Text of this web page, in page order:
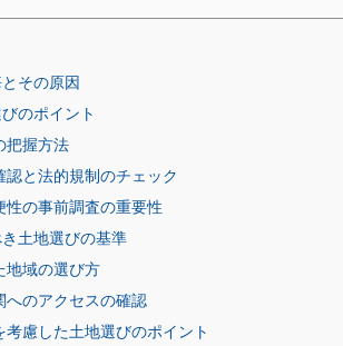
その原因
のポイント
把握方法
認と法的規制のチェック
性の事前調査の重要性
土地選びの基準
地域の選び方
へのアクセスの確認
考慮した土地選びのポイント